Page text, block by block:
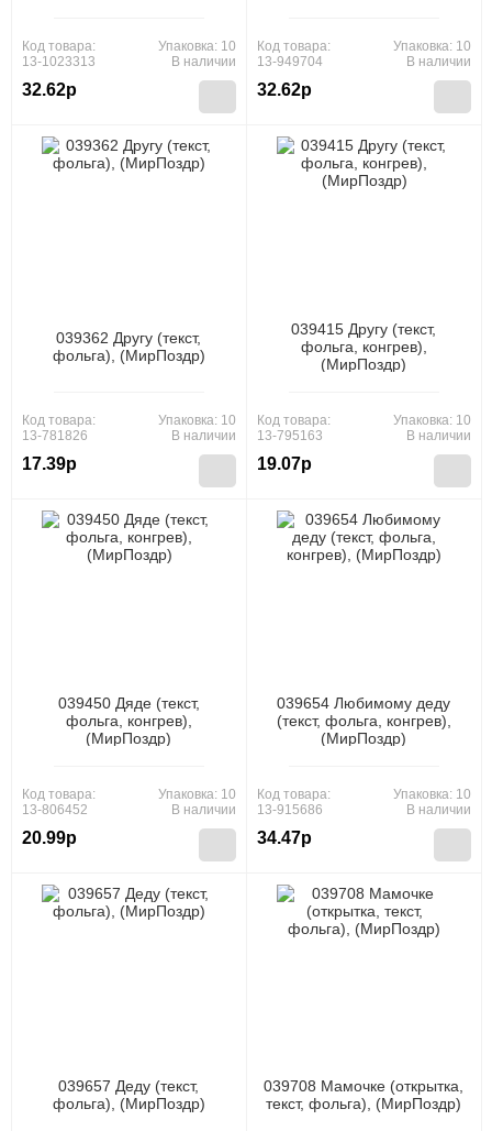
Код товара:
13-1023313
32.62р
Упаковка: 10
В наличии
Код товара:
13-949704
32.62р
Упаковка: 10
В наличии
039362 Другу (текст,
фольга), (МирПоздр)
Код товара:
13-781826
17.39р
Упаковка: 10
В наличии
039415 Другу (текст,
фольга, конгрев),
(МирПоздр)
Код товара:
13-795163
19.07р
Упаковка: 10
В наличии
039450 Дяде (текст,
фольга, конгрев),
(МирПоздр)
Код товара:
13-806452
20.99р
Упаковка: 10
В наличии
039654 Любимому деду
(текст, фольга, конгрев),
(МирПоздр)
Код товара:
13-915686
34.47р
Упаковка: 10
В наличии
039657 Деду (текст,
фольга), (МирПоздр)
039708 Мамочке (открытка,
текст, фольга), (МирПоздр)